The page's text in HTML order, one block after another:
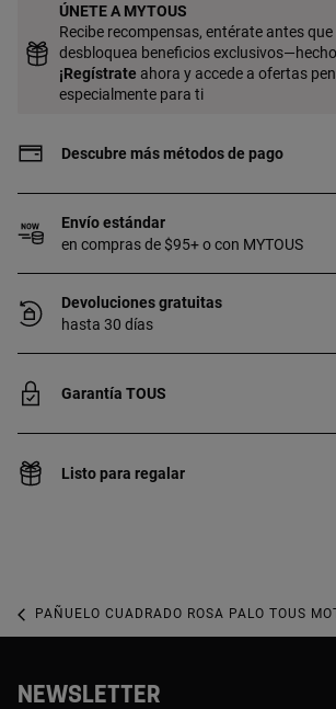
ÚNETE A MYTOUS
Recibe recompensas, entérate antes que
desbloquea beneficios
¡Regístrate ahora y accede a ofertas
especialmente para ti
Descubre más métodos de pago
Envío estándar
en compras de $95+ o con MYTOUS
Devoluciones gratuitas
hasta 30 días
Garantía TOUS
Listo para regalar
PAÑUELO CUADRADO ROSA PALO TOUS
NEWSLETTER